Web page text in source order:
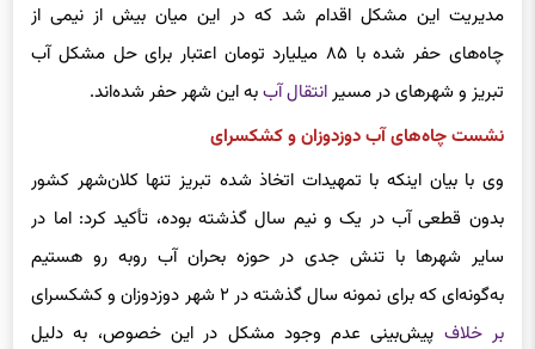
مدیریت این مشکل اقدام شد که در این میان بیش از نیمی از
چاه‌های حفر شده با ۸۵ میلیارد تومان اعتبار برای حل مشکل آب
تبریز و شهرهای در مسیرانتقال آببه این شهر حفر شده‌اند.
نشست چاه‌های آب دوزدوزان و کشکسرای
وی با بیان اینکه با تمهیدات اتخاذ شده تبریز تنها کلان‌شهر کشور
بدون قطعی آب در یک و نیم سال گذشته بوده، تأکید کرد: اما در
سایر شهرها با تنش جدی در حوزه بحران آب روبه‌ رو هستیم
به‌گونه‌ای که برای نمونه سال گذشته در ۲ شهر دوزدوزان و کشکسرای
بر خلاف پیش‌بینی عدم وجود مشکل در این خصوص، به دلیل